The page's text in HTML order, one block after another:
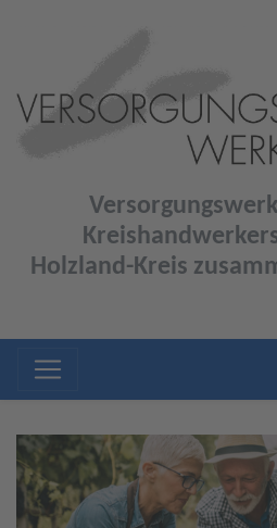
Holzland-Kreis